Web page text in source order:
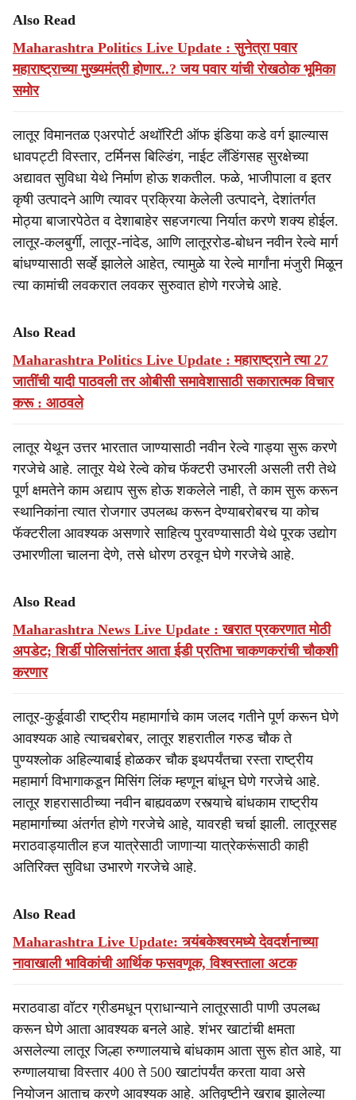
Also Read
Maharashtra Politics Live Update : सुनेत्रा पवार
महाराष्ट्राच्या मुख्यमंत्री होणार..? जय पवार यांची रोखठोक भूमिका
समोर
लातूर विमानतळ एअरपोर्ट अथॉरिटी ऑफ इंडिया कडे वर्ग झाल्यास
धावपट्टी विस्तार, टर्मिनस बिल्डिंग, नाईट लँडिंगसह सुरक्षेच्या
अद्यावत सुविधा येथे निर्माण होऊ शकतील. फळे, भाजीपाला व इतर
कृषी उत्पादने आणि त्यावर प्रक्रिया केलेली उत्पादने, देशांतर्गत
मोठ्या बाजारपेठेत व देशाबाहेर सहजगत्या निर्यात करणे शक्य होईल.
लातूर-कलबुर्गी, लातूर-नांदेड, आणि लातूररोड-बोधन नवीन रेल्वे मार्ग
बांधण्यासाठी सर्व्हे झालेले आहेत, त्यामुळे या रेल्वे मार्गांना मंजुरी मिळून
त्या कामांची लवकरात लवकर सुरुवात होणे गरजेचे आहे.
Also Read
Maharashtra Politics Live Update : महाराष्ट्राने त्या 27
जातींची यादी पाठवली तर ओबीसी समावेशासाठी सकारात्मक विचार
करू : आठवले
लातूर येथून उत्तर भारतात जाण्यासाठी नवीन रेल्वे गाड्या सुरू करणे
गरजेचे आहे. लातूर येथे रेल्वे कोच फॅक्टरी उभारली असली तरी तेथे
पूर्ण क्षमतेने काम अद्याप सुरू होऊ शकलेले नाही, ते काम सुरू करून
स्थानिकांना त्यात रोजगार उपलब्ध करून देण्याबरोबरच या कोच
फॅक्टरीला आवश्यक असणारे साहित्य पुरवण्यासाठी येथे पूरक उद्योग
उभारणीला चालना देणे, तसे धोरण ठरवून घेणे गरजेचे आहे.
Also Read
Maharashtra News Live Update : खरात प्रकरणात मोठी
अपडेट; शिर्डी पोलिसांनंतर आता ईडी प्रतिभा चाकणकरांची चौकशी
करणार
लातूर-कुर्डूवाडी राष्ट्रीय महामार्गाचे काम जलद गतीने पूर्ण करून घेणे
आवश्यक आहे त्याचबरोबर, लातूर शहरातील गरुड चौक ते
पुण्यश्लोक अहिल्याबाई होळकर चौक इथपर्यंतचा रस्ता राष्ट्रीय
महामार्ग विभागाकडून मिसिंग लिंक म्हणून बांधून घेणे गरजेचे आहे.
लातूर शहरासाठीच्या नवीन बाह्यवळण रस्त्याचे बांधकाम राष्ट्रीय
महामार्गाच्या अंतर्गत होणे गरजेचे आहे, यावरही चर्चा झाली. लातूरसह
मराठवाड्यातील हज यात्रेसाठी जाणाऱ्या यात्रेकरूंसाठी काही
अतिरिक्त सुविधा उभारणे गरजेचे आहे.
Also Read
Maharashtra Live Update: त्र्यंबकेश्वरमध्ये देवदर्शनाच्या
नावाखाली भाविकांची आर्थिक फसवणूक, विश्वस्ताला अटक
मराठवाडा वॉटर ग्रीडमधून प्राधान्याने लातूरसाठी पाणी उपलब्ध
करून घेणे आता आवश्यक बनले आहे. शंभर खाटांची क्षमता
असलेल्या लातूर जिल्हा रुग्णालयाचे बांधकाम आता सुरू होत आहे, या
रुग्णालयाचा विस्तार 400 ते 500 खाटांपर्यंत करता यावा असे
नियोजन आताच करणे आवश्यक आहे. अतिवृष्टीने खराब झालेल्या